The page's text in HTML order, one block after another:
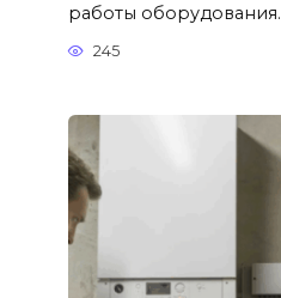
работы оборудования.
245